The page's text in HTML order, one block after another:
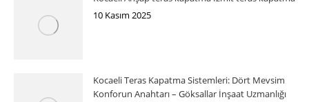
10 Kasım 2025
Kocaeli Teras Kapatma Sistemleri: Dört Mevsim
Konforun Anahtarı – Göksallar İnşaat Uzmanlığı